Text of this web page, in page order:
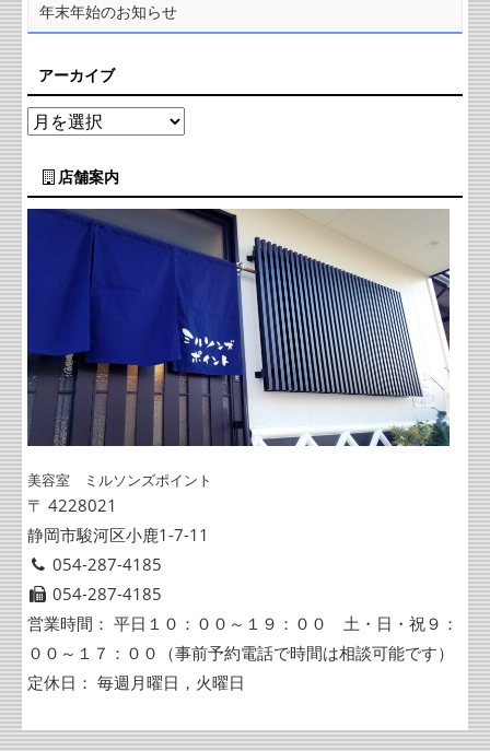
年末年始のお知らせ
アーカイブ
店舗案内
美容室 ミルソンズポイント
〒 4228021
静岡市駿河区小鹿1-7-11
054-287-4185
054-287-4185
営業時間： 平日１０：００～１９：００ 土・日・祝９：
００～１７：００（事前予約電話で時間は相談可能です）
定休日： 毎週月曜日，火曜日